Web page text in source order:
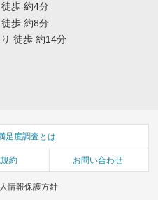
歩 約4分
歩 約8分
徒歩 約14分
足度調査とは
約 お問い合わせ
情報保護方針